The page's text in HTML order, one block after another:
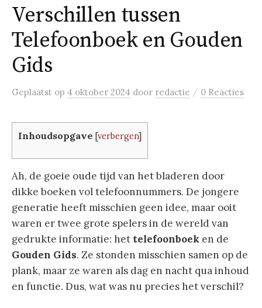
Verschillen tussen
Telefoonboek en Gouden
Gids
Geplaatst op 4 oktober 2024 door redactie / 0 Reacties
Inhoudsopgave [verbergen]
Ah, de goeie oude tijd van het bladeren door
dikke boeken vol telefoonnummers. De jongere
generatie heeft misschien geen idee, maar ooit
waren er twee grote spelers in de wereld van
gedrukte informatie: het telefoonboek en de
Gouden Gids. Ze stonden misschien samen op de
plank, maar ze waren als dag en nacht qua inhoud
en functie. Dus, wat was nu precies het verschil?